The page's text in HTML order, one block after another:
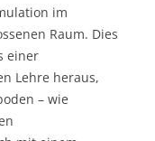
im
Raum. Dies
einer
Lehre heraus,
– wie